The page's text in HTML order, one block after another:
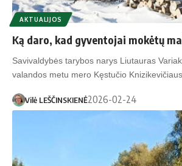
AKTUALIJOS
Ką daro, kad gyventojai mokėtų
Savivaldybės tarybos narys Liutauras
valandos metu mero Kęstučio
Vilė LEŠČINSKIENĖ2026-02-24